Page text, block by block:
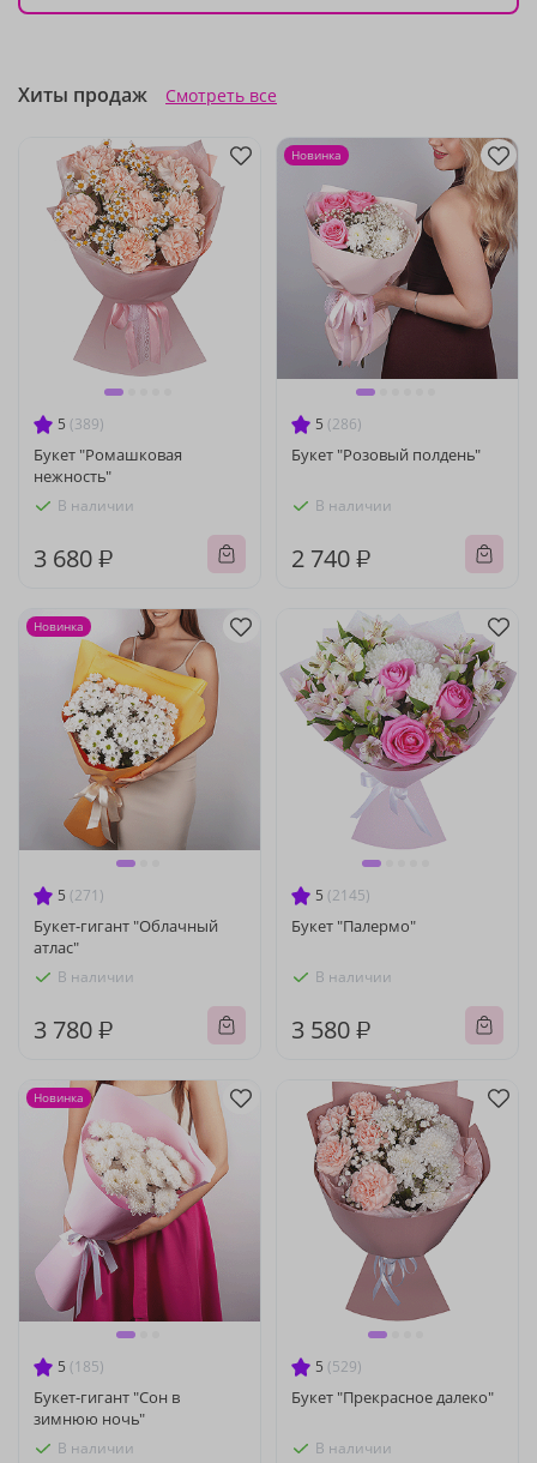
Хиты продаж Смотреть все
5 (389)
Букет "Ромашковая
нежность"
В наличии
3 680 ₽
5 (286)
Букет "Розовый полдень"
В наличии
2 740 ₽
Новинка
5 (271)
Букет-гигант "Облачный
атлас"
В наличии
3 780 ₽
Новинка
5 (2145)
Букет "Палермо"
В наличии
3 580 ₽
5 (185)
Букет-гигант "Сон в
зимнюю ночь"
В наличии
Новинка
5 (529)
Букет "Прекрасное далеко"
В наличии